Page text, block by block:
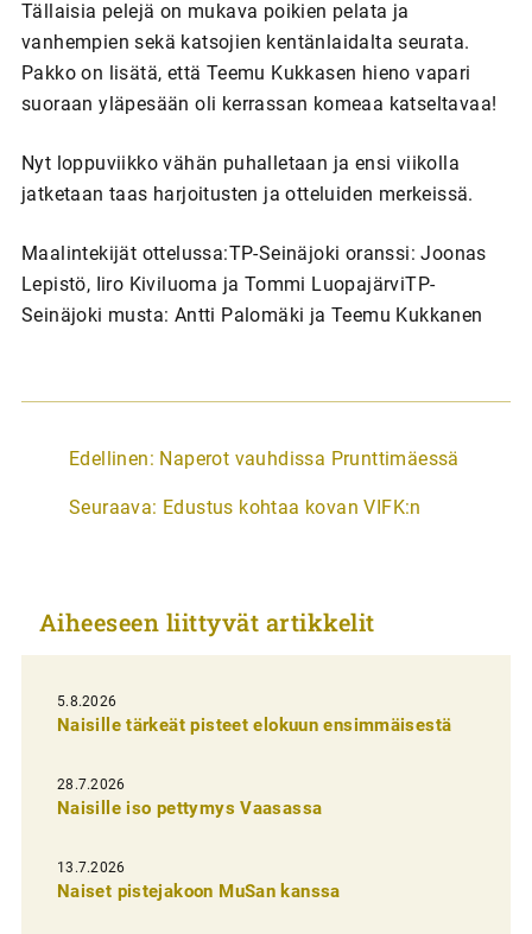
Tällaisia pelejä on mukava poikien pelata ja
vanhempien sekä katsojien kentänlaidalta seurata.
Pakko on lisätä, että Teemu Kukkasen hieno vapari
suoraan yläpesään oli kerrassan komeaa katseltavaa!
Nyt loppuviikko vähän puhalletaan ja ensi viikolla
jatketaan taas harjoitusten ja otteluiden merkeissä.
Maalintekijät ottelussa:TP-Seinäjoki oranssi: Joonas
Lepistö, Iiro Kiviluoma ja Tommi LuopajärviTP-
Seinäjoki musta: Antti Palomäki ja Teemu Kukkanen
A
t
k
e
l
i
e
n
e
Edellinen: Naperot vauhdissa Prunttimäessä
Seuraava: Edustus kohtaa kovan VIFK:n
Aiheeseen liittyvät artikkelit
5.8.2026
Naisille tärkeät pisteet elokuun ensimmäisestä
28.7.2026
Naisille iso pettymys Vaasassa
13.7.2026
Naiset pistejakoon MuSan kanssa